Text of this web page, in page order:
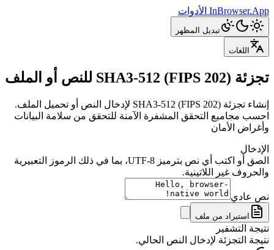
InBrowser.App الأدوات
تبديل المظهر
اللغات
تجزئة SHA3-512 (FIPS 202) للنص أو الملف
إنشاء تجزئة SHA3-512 (FIPS 202) لإدخال النص أو تحميل الملف.
احسب مجاميع التحقق المشفرة الآمنة للتحقق من سلامة البيانات
وأغراض الأمان
الإدخال
الصق أو اكتب أي نص بترميز UTF-8، بما في ذلك الرموز التعبيرية
والحروف غير اللاتينية.
نص عادي
استيراد من ملف
نتيجة التشفير
نتيجة التجزئة لإدخال النص الحالي.